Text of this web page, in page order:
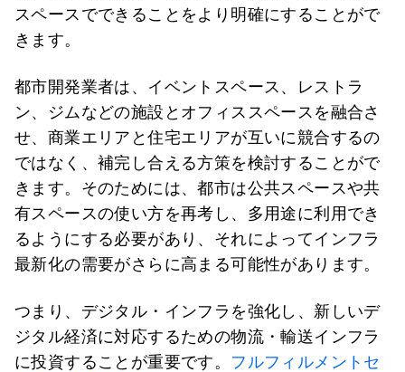
スペースでできることをより明確にすることがで
きます。
都市開発業者は、イベントスペース、レストラ
ン、ジムなどの施設とオフィススペースを融合さ
せ、商業エリアと住宅エリアが互いに競合するの
ではなく、補完し合える方策を検討することがで
きます。そのためには、都市は公共スペースや共
有スペースの使い方を再考し、多用途に利用でき
るようにする必要があり、それによってインフラ
最新化の需要がさらに高まる可能性があります。
つまり、デジタル・インフラを強化し、新しいデ
ジタル経済に対応するための物流・輸送インフラ
に投資することが重要です。 フルフィルメントセ